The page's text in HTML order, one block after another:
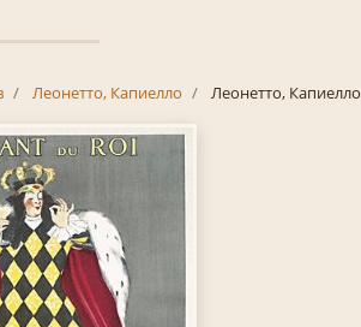
Леонетто, Капиелло Леонетто, Капиелло